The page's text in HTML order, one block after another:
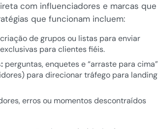
com influenciadores e marcas que
que funcionam incluem:
de grupos ou listas para enviar
para clientes fiéis.
perguntas, enquetes e “arraste para cima”
para direcionar tráfego para landing
erros ou momentos descontraídos